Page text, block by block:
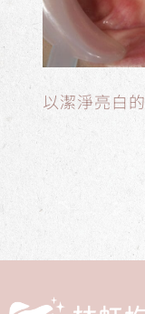
以潔淨亮白